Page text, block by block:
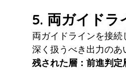
5. 両ガイドラ
両ガイドラインを接
深く扱うべき出力のあ
残された層：前進判定